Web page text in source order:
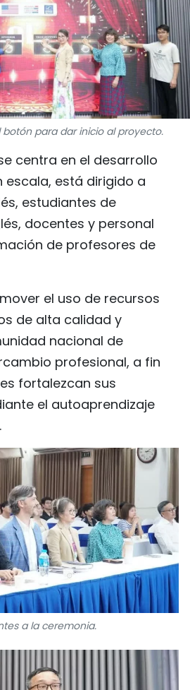
DE AMISTAD
MULTIMEDIA
SOMOS?
VIỆT
para dar inicio al proyecto.
centra en el desarrollo
escala, está dirigido a
estudiantes de
docentes y personal
de profesores de
el uso de recursos
de alta calidad y
nacional de
profesional, a fin
fortalezcan sus
el autoaprendizaje
a la ceremonia.